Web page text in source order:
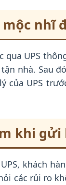
nhĩ
UPS
nhà. Sau
của UPS
khi gửi
khách
các rủi ro